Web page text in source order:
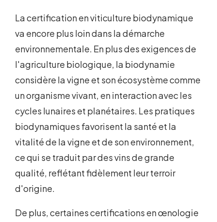
La certification en viticulture biodynamique
va encore plus loin dans la démarche
environnementale. En plus des exigences de
l'agriculture biologique, la biodynamie
considère la vigne et son écosystème comme
un organisme vivant, en interaction avec les
cycles lunaires et planétaires. Les pratiques
biodynamiques favorisent la santé et la
vitalité de la vigne et de son environnement,
ce qui se traduit par des vins de grande
qualité, reflétant fidèlement leur terroir
d'origine.
De plus, certaines certifications en œnologie